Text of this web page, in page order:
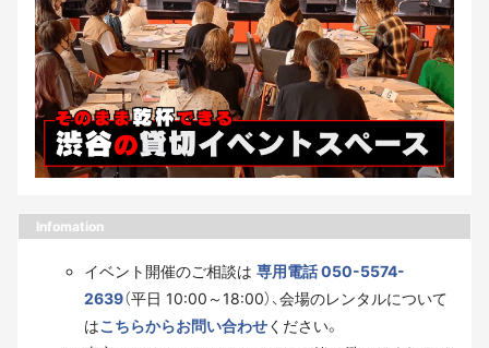
Infomation
イベント開催のご相談は 専用電話 050-5574-
2639（平日 10:00～18:00）、会場のレンタルについて
はこちらからお問い合わせください。